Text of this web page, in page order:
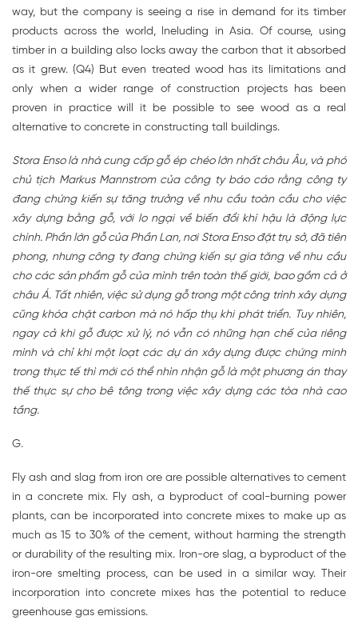
way, but the company is seeing a rise in demand for its timber
products across the world, lneluding in Asia. Of course, using
timber in a building also locks away the carbon that it absorbed
as it grew. (Q4) But even treated wood has its limitations and
only when a wider range of construction projects has been
proven in practice will it be possible to see wood as a real
alternative to concrete in constructing tall buildings.
Stora Enso là nhà cung cấp gỗ ép chéo lớn nhất châu Âu, và phó
chủ tịch Markus Mannstrom của công ty báo cáo rằng công ty
đang chứng kiến sự tăng trưởng về nhu cầu toàn cầu cho việc
xây dựng bằng gỗ, với lo ngại về biến đổi khí hậu là động lực
chính. Phần lớn gỗ của Phần Lan, nơi Stora Enso đặt trụ sở, đã tiên
phong, nhưng công ty đang chứng kiến sự gia tăng về nhu cầu
cho các sản phẩm gỗ của mình trên toàn thế giới, bao gồm cả ở
châu Á. Tất nhiên, việc sử dụng gỗ trong một công trình xây dựng
cũng khóa chặt carbon mà nó hấp thụ khi phát triển. Tuy nhiên,
ngay cả khi gỗ được xử lý, nó vẫn có những hạn chế của riêng
mình và chỉ khi một loạt các dự án xây dựng được chứng minh
trong thực tế thì mới có thể nhìn nhận gỗ là một phương án thay
thế thực sự cho bê tông trong việc xây dựng các tòa nhà cao
tầng.
G.
Fly ash and slag from iron ore are possible alternatives to cement
in a concrete mix. Fly ash, a byproduct of coal-burning power
plants, can be incorporated into concrete mixes to make up as
much as 15 to 30% of the cement, without harming the strength
or durability of the resulting mix. Iron-ore slag, a byproduct of the
iron-ore smelting process, can be used in a similar way. Their
incorporation into concrete mixes has the potential to reduce
greenhouse gas emissions.